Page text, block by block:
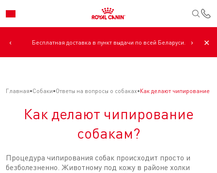
‹ Бесплатная доставка в пункт выдачи по всей Беларуси. › ✕
Главная Собаки Ответы на вопросы о собаках Как делают чипирование
Как делают чипирование
собакам?
Процедура чипирования собак происходит просто и
безболезненно. Животному под кожу в районе холки